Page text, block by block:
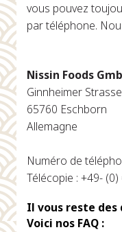
vous pouvez
par téléphone.
Nissin Foods
Ginnheimer
65760 Eschborn
Allemagne
Numéro de
Télécopie : +49-
Il vous reste des
Voici nos FAQ :